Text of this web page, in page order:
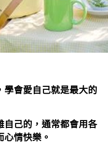
學會愛自己就是最大的
自己的，通常都會用各
情快樂。